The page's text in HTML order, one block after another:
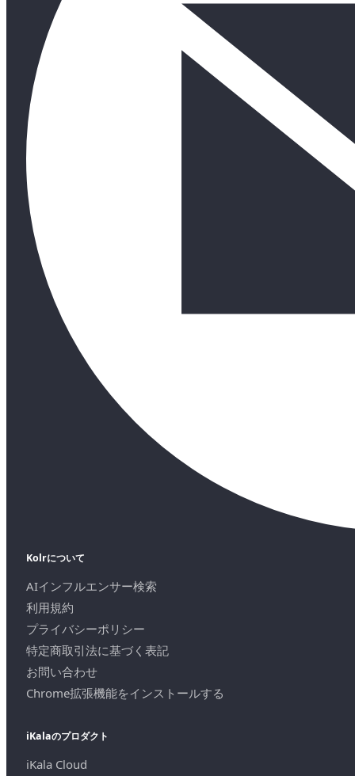
Kolrについて
AIインフルエンサー検索
利用規約
プライバシーポリシー
特定商取引法に基づく表記
お問い合わせ
Chrome拡張機能をインストールする
iKalaのプロダクト
iKala Cloud